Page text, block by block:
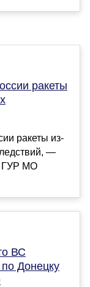
ракеты
ракеты из-
—
ГУР МО
ВС
Донецку